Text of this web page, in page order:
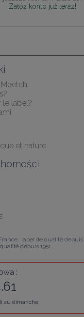
Załóż konto już teraz!
label?
et nature
: label de qualité depuis
depuis 1951
:
au dimanche